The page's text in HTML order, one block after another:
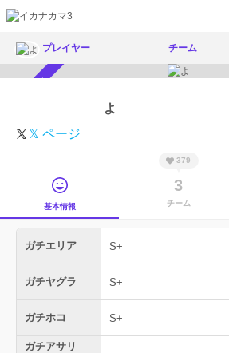
プレイヤー チーム
よ
𝕏 ページ
基本情報
379
3
チーム
ガチエリア S+
ガチヤグラ S+
ガチホコ S+
ガチアサリ